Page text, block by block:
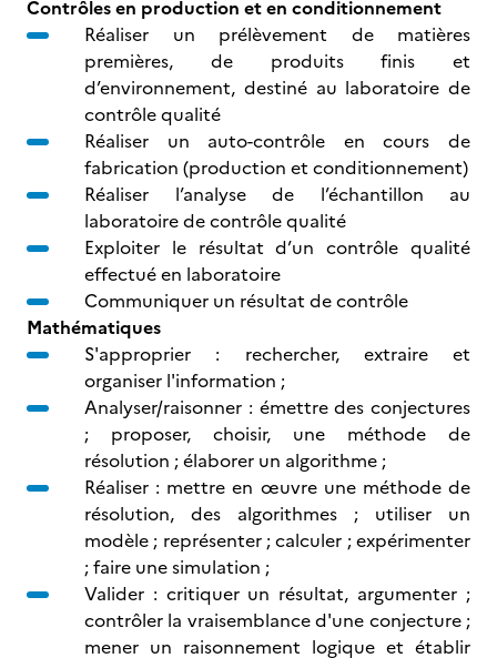
Contrôles en production et en conditionnement
Réaliser un prélèvement de matières
premières, de produits finis et
d’environnement, destiné au laboratoire de
contrôle qualité
Réaliser un auto-contrôle en cours de
fabrication (production et conditionnement)
Réaliser l’analyse de l’échantillon au
laboratoire de contrôle qualité
Exploiter le résultat d’un contrôle qualité
effectué en laboratoire
Communiquer un résultat de contrôle
Mathématiques
S'approprier : rechercher, extraire et
organiser l'information ;
Analyser/raisonner : émettre des conjectures
; proposer, choisir, une méthode de
résolution ; élaborer un algorithme ;
Réaliser : mettre en œuvre une méthode de
résolution, des algorithmes ; utiliser un
modèle ; représenter ; calculer ; expérimenter
; faire une simulation ;
Valider : critiquer un résultat, argumenter ;
contrôler la vraisemblance d'une conjecture ;
mener un raisonnement logique et établir